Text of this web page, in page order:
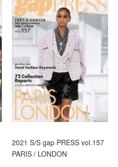
2021 S/S gap PRESS vol.157
PARIS / LONDON